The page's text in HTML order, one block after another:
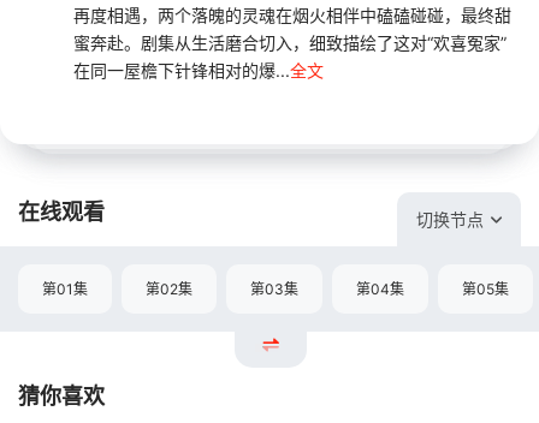
再度相遇，两个落魄的灵魂在烟火相伴中磕磕碰碰，最终甜
蜜奔赴。剧集从生活磨合切入，细致描绘了这对“欢喜冤家”
在同一屋檐下针锋相对的爆...全文
在线观看 切换节点
第01集 第02集 第03集 第04集 第05集
猜你喜欢